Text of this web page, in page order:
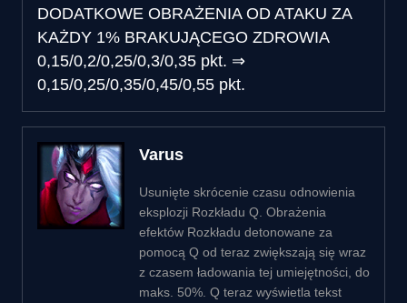
DODATKOWE OBRAŻENIA OD ATAKU ZA
KAŻDY 1% BRAKUJĄCEGO ZDROWIA
0,15/0,2/0,25/0,3/0,35 pkt. ⇒
0,15/0,25/0,35/0,45/0,55 pkt.
Varus
Usunięte skrócenie czasu odnowienia
eksplozji Rozkładu Q. Obrażenia
efektów Rozkładu detonowane za
pomocą Q od teraz zwiększają się wraz
z czasem ładowania tej umiejętności, do
maks. 50%. Q teraz wyświetla tekst